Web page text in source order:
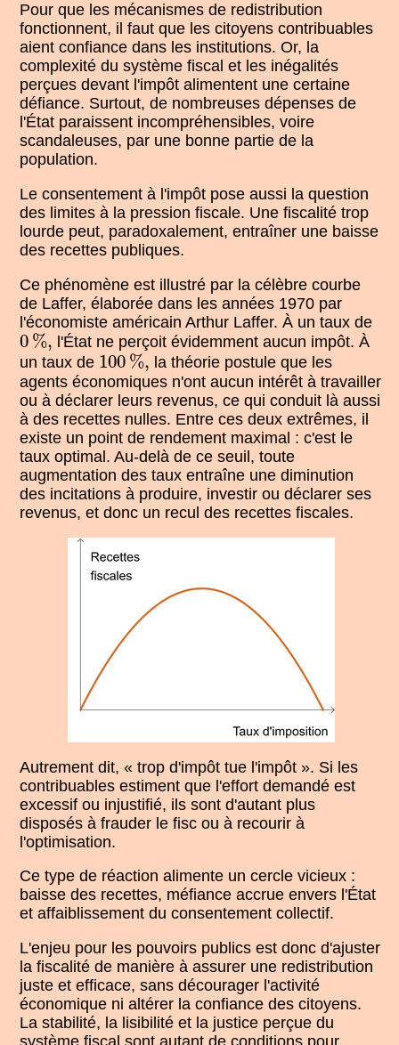
Pour que les mécanismes de redistribution
fonctionnent, il faut que les citoyens contribuables
aient confiance dans les institutions. Or, la
complexité du système fiscal et les inégalités
perçues devant l'impôt alimentent une certaine
défiance. Surtout, de nombreuses dépenses de
l'État paraissent incompréhensibles, voire
scandaleuses, par une bonne partie de la
population.
Le consentement à l'impôt pose aussi la question
des limites à la pression fiscale. Une fiscalité trop
lourde peut, paradoxalement, entraîner une baisse
des recettes publiques.
Ce phénomène est illustré par la célèbre courbe
de Laffer, élaborée dans les années 1970 par
l'économiste américain Arthur Laffer. À un taux de
0 %,
0%, l'État ne perçoit évidemment aucun impôt. À
un taux de 100 %,
100%,la théorie postule que les
agents économiques n'ont aucun intérêt à travailler
ou à déclarer leurs revenus, ce qui conduit là aussi
à des recettes nulles. Entre ces deux extrêmes, il
existe un point de rendement maximal : c'est le
taux optimal. Au-delà de ce seuil, toute
augmentation des taux entraîne une diminution
des incitations à produire, investir ou déclarer ses
revenus, et donc un recul des recettes fiscales.
Autrement dit, « trop d'impôt tue l'impôt ». Si les
contribuables estiment que l'effort demandé est
excessif ou injustifié, ils sont d'autant plus
disposés à frauder le fisc ou à recourir à
l'optimisation.
Ce type de réaction alimente un cercle vicieux :
baisse des recettes, méfiance accrue envers l'État
et affaiblissement du consentement collectif.
L'enjeu pour les pouvoirs publics est donc d'ajuster
la fiscalité de manière à assurer une redistribution
juste et efficace, sans décourager l'activité
économique ni altérer la confiance des citoyens.
La stabilité, la lisibilité et la justice perçue du